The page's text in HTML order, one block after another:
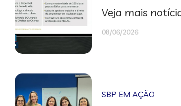
Veja mais
08/06/2026
SBP EM AÇÃO